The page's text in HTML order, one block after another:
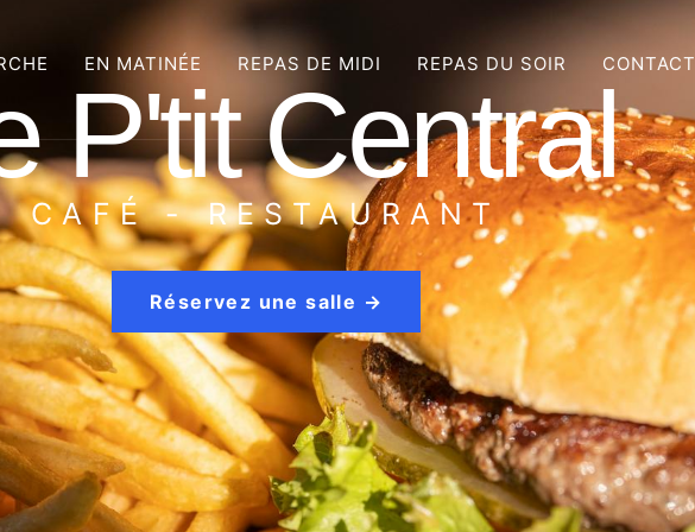
EN MATINÉE REPAS DE MIDI REPAS DU SOIR CONTACT
P'tit Central
CAFÉ - RESTAURANT
Réservez une salle →